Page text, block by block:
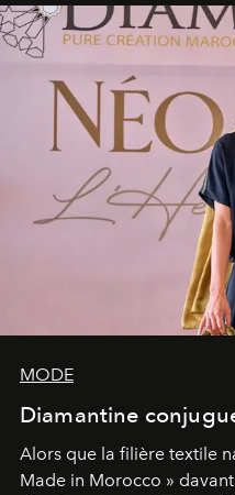
MODE
Diamantine
Alors que la filière textile
Made in Morocco »